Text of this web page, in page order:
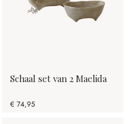
Schaal set van 2 Maelida
€ 74,95